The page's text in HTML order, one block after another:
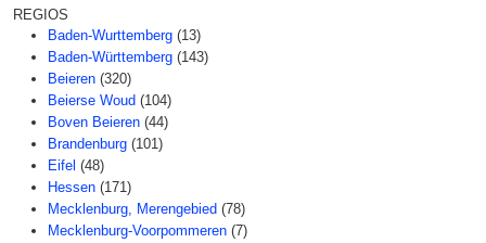
REGIOS
Baden-Wurttemberg (13)
Baden-Württemberg (143)
Beieren (320)
Beierse Woud (104)
Boven Beieren (44)
Brandenburg (101)
Eifel (48)
Hessen (171)
Mecklenburg, Merengebied (78)
Mecklenburg-Voorpommeren (7)